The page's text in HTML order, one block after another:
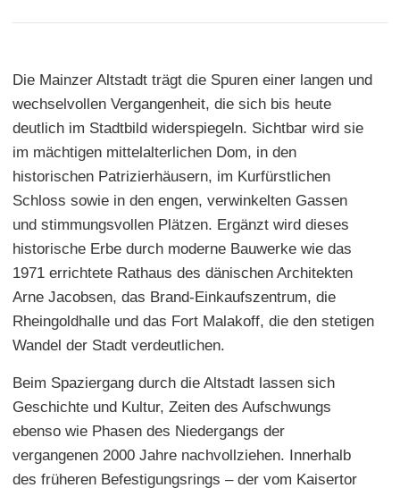
Die Mainzer Altstadt trägt die Spuren einer langen und
wechselvollen Vergangenheit, die sich bis heute
deutlich im Stadtbild widerspiegeln. Sichtbar wird sie
im mächtigen mittelalterlichen Dom, in den
historischen Patrizierhäusern, im Kurfürstlichen
Schloss sowie in den engen, verwinkelten Gassen
und stimmungsvollen Plätzen. Ergänzt wird dieses
historische Erbe durch moderne Bauwerke wie das
1971 errichtete Rathaus des dänischen Architekten
Arne Jacobsen, das Brand-Einkaufszentrum, die
Rheingoldhalle und das Fort Malakoff, die den stetigen
Wandel der Stadt verdeutlichen.
Beim Spaziergang durch die Altstadt lassen sich
Geschichte und Kultur, Zeiten des Aufschwungs
ebenso wie Phasen des Niedergangs der
vergangenen 2000 Jahre nachvollziehen. Innerhalb
des früheren Befestigungsrings – der vom Kaisertor